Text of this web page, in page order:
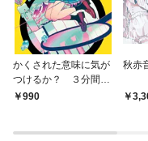
かくされた意味に気が
つけるか？ ３分間ミ
ステリー 闇の中の真
990
秋赤